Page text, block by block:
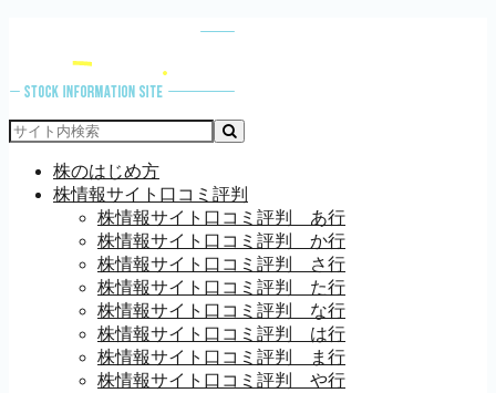
株のはじめ方
株情報サイト口コミ評判
株情報サイト口コミ評判 あ行
株情報サイト口コミ評判 か行
株情報サイト口コミ評判 さ行
株情報サイト口コミ評判 た行
株情報サイト口コミ評判 な行
株情報サイト口コミ評判 は行
株情報サイト口コミ評判 ま行
株情報サイト口コミ評判 や行